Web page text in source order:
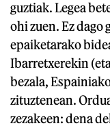
guztiak. Legea
ohi zuen. Ez
epaiketarako
Ibarretxerekin
bezala,
zituztenean.
zezakeen: dena